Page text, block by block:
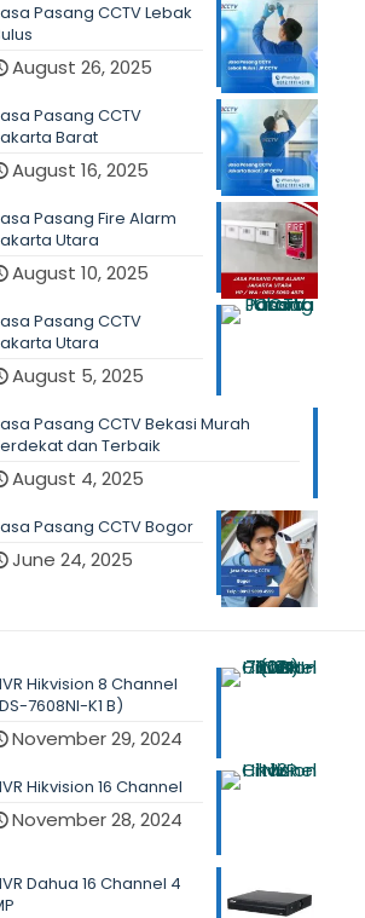
Pasang CCTV Lebak
August 26, 2025
Pasang CCTV
Barat
August 16, 2025
Pasang Fire Alarm
Utara
August 10, 2025
Pasang CCTV
Utara
August 5, 2025
Pasang CCTV Bekasi Murah
dan Terbaik
August 4, 2025
Pasang CCTV Bogor
June 24, 2025
Hikvision 8 Channel
7608NI-K1 B)
November 29, 2024
Hikvision 16 Channel
November 28, 2024
Dahua 16 Channel 4